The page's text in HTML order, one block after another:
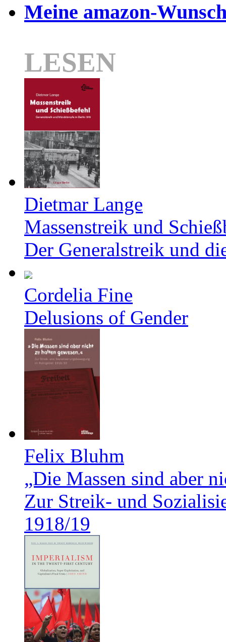
Meine amazon-
LESEN
Dietmar Lange
Massenstreik und
Der Generalstreik und
Cordelia Fine
Delusions of Gender
Felix Bluhm
„Die Massen sind aber
Zur Streik- und
1918/19